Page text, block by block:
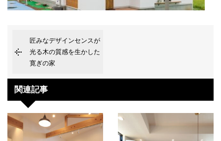
匠みなデザインセンスが
光る木の質感を生かした
寛ぎの家
関連記事